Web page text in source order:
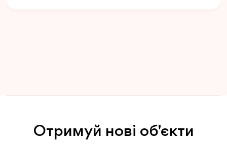
Отримуй нові об'єкти